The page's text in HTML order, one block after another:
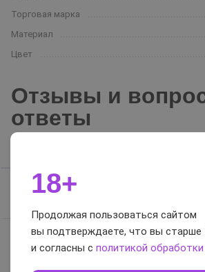
Торговая марка
Материал
Цвет
Отзывы и
ответы
Отзывов нет, будьте первым
18+
Продолжая пользоваться сайтом
вы подтверждаете, что вы старше
и согласны с политикой